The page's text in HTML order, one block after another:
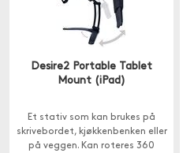
Desire2 Portable Tablet
Mount (iPad)
Et stativ som kan brukes på
skrivebordet, kjøkkenbenken eller
på veggen. Kan roteres 360